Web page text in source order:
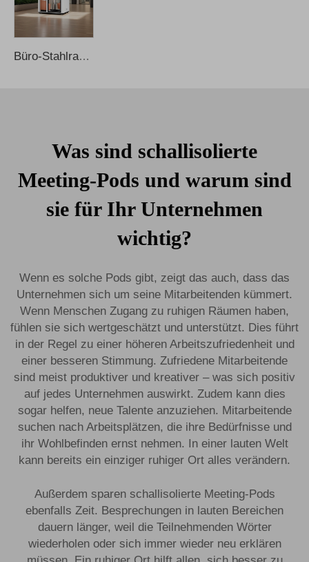
Büro-Stahlrahmen-Mobile, multifunktionale, schalldichte Telefonkabine
Was sind schallisolierte
Meeting-Pods und warum sind
sie für Ihr Unternehmen
wichtig?
Wenn es solche Pods gibt, zeigt das auch, dass das
Unternehmen sich um seine Mitarbeitenden kümmert.
Wenn Menschen Zugang zu ruhigen Räumen haben,
fühlen sie sich wertgeschätzt und unterstützt. Dies führt
in der Regel zu einer höheren Arbeitszufriedenheit und
einer besseren Stimmung. Zufriedene Mitarbeitende
sind meist produktiver und kreativer – was sich positiv
auf jedes Unternehmen auswirkt. Zudem kann dies
sogar helfen, neue Talente anzuziehen. Mitarbeitende
suchen nach Arbeitsplätzen, die ihre Bedürfnisse und
ihr Wohlbefinden ernst nehmen. In einer lauten Welt
kann bereits ein einziger ruhiger Ort alles verändern.
Außerdem sparen schallisolierte Meeting-Pods
ebenfalls Zeit. Besprechungen in lauten Bereichen
dauern länger, weil die Teilnehmenden Wörter
wiederholen oder sich immer wieder neu erklären